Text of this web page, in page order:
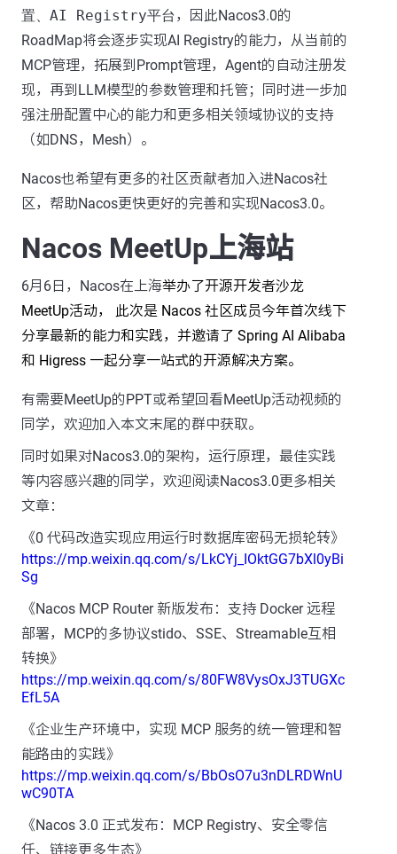
置、AI Registry平台 ，因此Nacos3.0的
RoadMap将会逐步实现AI Registry的能力，从当前的
MCP管理，拓展到Prompt管理，Agent的自动注册发
现，再到LLM模型的参数管理和托管；同时进一步加
强注册配置中心的能力和更多相关领域协议的支持
（如DNS，Mesh）。
Nacos也希望有更多的社区贡献者加入进Nacos社
区，帮助Nacos更快更好的完善和实现Nacos3.0。
Nacos MeetUp上海站
6月6日，Nacos在上海举办了开源开发者沙龙
MeetUp活动， 此次是 Nacos 社区成员今年首次线下
分享最新的能力和实践，并邀请了 Spring AI Alibaba
和 Higress 一起分享一站式的开源解决方案。
有需要MeetUp的PPT或希望回看MeetUp活动视频的
同学，欢迎加入本文末尾的群中获取。
同时如果对Nacos3.0的架构，运行原理，最佳实践
等内容感兴趣的同学，欢迎阅读Nacos3.0更多相关
文章：
《0 代码改造实现应用运行时数据库密码无损轮转》
https://mp.weixin.qq.com/s/LkCYj_IOktGG7bXl0yBi
Sg
《Nacos MCP Router 新版发布：支持 Docker 远程
部署，MCP的多协议stido、SSE、Streamable互相
转换》
https://mp.weixin.qq.com/s/80FW8VysOxJ3TUGXc
EfL5A
《企业生产环境中，实现 MCP 服务的统一管理和智
能路由的实践》
https://mp.weixin.qq.com/s/BbOsO7u3nDLRDWnU
wC90TA
《Nacos 3.0 正式发布：MCP Registry、安全零信
任、链接更多生态》